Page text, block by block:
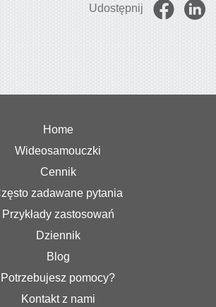
Udostępnij
Home
Wideosamouczki
Cennik
zadawane pytania
Przykłady zastosowań
Dziennik
Blog
Potrzebujesz pomocy?
Kontakt z nami